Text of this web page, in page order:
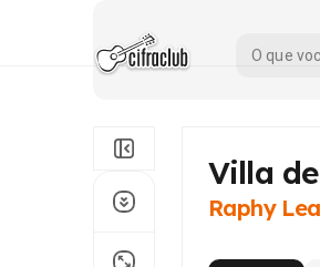
Villa
Raphy